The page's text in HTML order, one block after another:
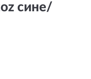
сине/